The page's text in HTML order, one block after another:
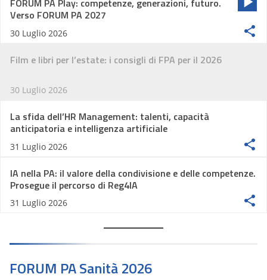
FORUM PA Play: competenze, generazioni, futuro.
Verso FORUM PA 2027
30 Luglio 2026
Film e libri per l’estate: i consigli di FPA per il 2026
30 Luglio 2026
La sfida dell’HR Management: talenti, capacità
anticipatoria e intelligenza artificiale
31 Luglio 2026
IA nella PA: il valore della condivisione e delle competenze.
Prosegue il percorso di Reg4IA
31 Luglio 2026
FORUM PA Sanità 2026